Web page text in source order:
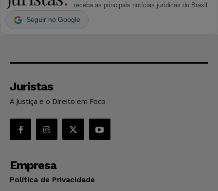
receba as principais notícias jurídicas do Brasil
Seguir no Google
Juristas
A Justiça e o Direito em Foco
Empresa
Política de Privacidade